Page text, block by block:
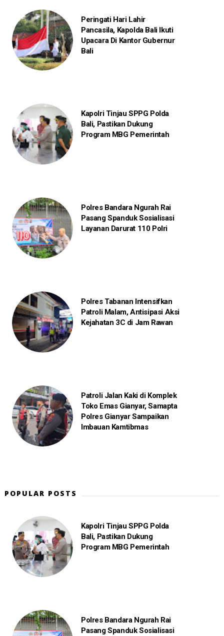
Peringati Hari Lahir
Pancasila, Kapolda Bali Ikuti
Upacara Di Kantor Gubernur
Bali
Kapolri Tinjau SPPG Polda
Bali, Pastikan Dukung
Program MBG Pemerintah
Polres Bandara Ngurah Rai
Pasang Spanduk Sosialisasi
Layanan Darurat 110 Polri
Polres Tabanan Intensifkan
Patroli Malam, Antisipasi Aksi
Kejahatan 3C di Jam Rawan
Patroli Jalan Kaki di Komplek
Toko Emas Gianyar, Samapta
Polres Gianyar Sampaikan
Imbauan Kamtibmas
POPULAR POSTS
Kapolri Tinjau SPPG Polda
Bali, Pastikan Dukung
Program MBG Pemerintah
Polres Bandara Ngurah Rai
Pasang Spanduk Sosialisasi